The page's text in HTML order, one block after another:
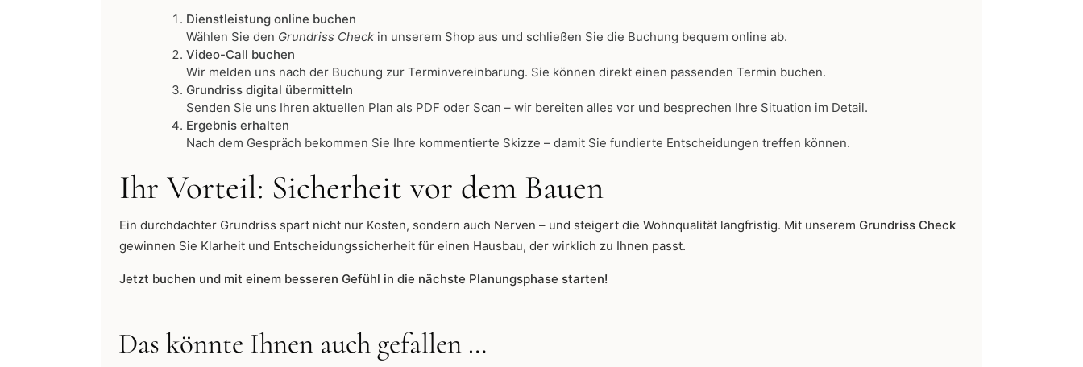
Dienstleistung online buchen
Wählen Sie den Grundriss Checkin unserem Shop aus und schließen Sie die Buchung bequem online ab.
Video-Call buchen
Wir melden uns nach der Buchung zur Terminvereinbarung. Sie können direkt einen passenden Termin buchen.
Grundriss digital übermitteln
Senden Sie uns Ihren aktuellen Plan als PDF oder Scan – wir bereiten alles vor und besprechen Ihre Situation im Detail.
Ergebnis erhalten
Nach dem Gespräch bekommen Sie Ihre kommentierte Skizze – damit Sie fundierte Entscheidungen treffen können.
Ihr Vorteil: Sicherheit vor dem Bauen
Ein durchdachter Grundriss spart nicht nur Kosten, sondern auch Nerven – und steigert die Wohnqualität langfristig. Mit unserem Grundriss Check
gewinnen Sie Klarheit und Entscheidungssicherheit für einen Hausbau, der wirklich zu Ihnen passt.
Jetzt buchen und mit einem besseren Gefühl in die nächste Planungsphase starten!
Das könnte Ihnen auch gefallen …